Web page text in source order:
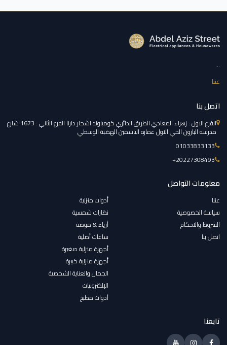
...
عننا
اتصل بنا
الفرع الاول : زهراء المعادي الطريق الدائري كومباوند اشجار دارنا الفرع الثاني : 1673 شارع
مدرسه البارون الحي الاول عماره الياسمين الهضبة الوسطي
01033833133
‎+20227308493
معلومات التواصل
عننا
سياسة الخصوصية
الشروط والاحكام
اتصل بنا
أدوات منزلية
نظارات شمسية
أزياء & موضة
ساعات أصلية
أجهزة منزلية صغيرة
أجهزة منزلية كبيرة
الجمال والعناية الشخصية
الإلكترونيات
أدوات مطبخ
تابعنا